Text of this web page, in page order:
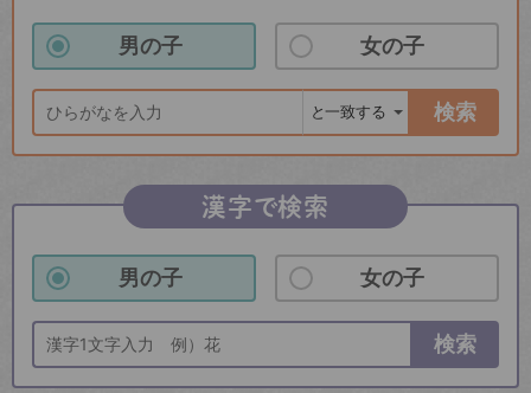
男の子 女の子
検索
漢字で検索
男の子 女の子
検索